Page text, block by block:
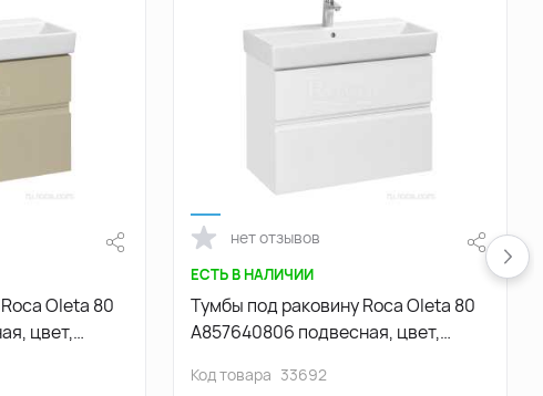
Oleta 80
цвет,
нет отзывов
ЕСТЬ В НАЛИЧИИ
Тумбы под раковину Roca Oleta 80
A857640806 подвесная, цвет,
Код товара 33692